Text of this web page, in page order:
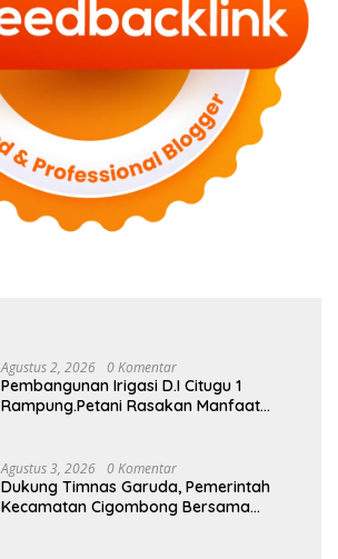
Agustus 2, 2026 0 Komentar
Pembangunan Irigasi D.I Citugu 1
Rampung.Petani Rasakan Manfaat
Agustus 3, 2026 0 Komentar
Dukung Timnas Garuda, Pemerintah
Kecamatan Cigombong Bersama